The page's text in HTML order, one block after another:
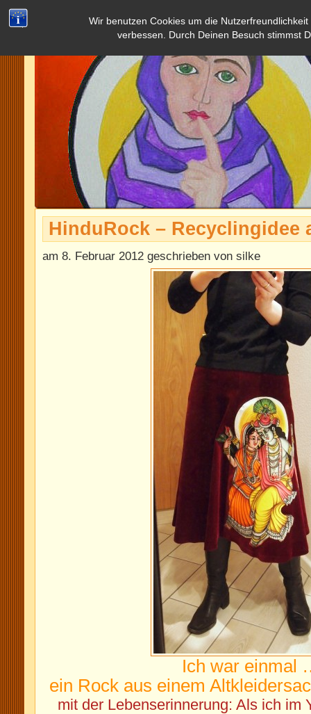
Wir benutzen Cookies um die
verbessen. Durch Deinen Besuch stimmst
HinduRock – Recyclingidee
am 8. Februar 2012 geschrieben von silke
Ich war einmal
ein Rock aus einem
mit der Lebenserinnerung: Als ich